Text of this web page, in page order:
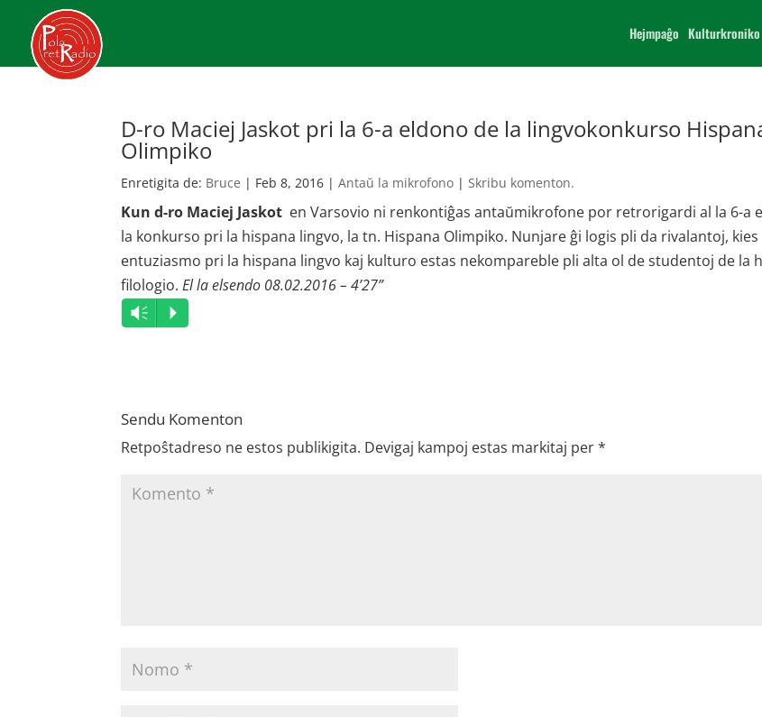
Hejmpaĝo Kulturkroniko
D-ro Maciej Jaskot pri la 6-a eldono de la lingvokonkurso
Olimpiko
Enretigita de: Bruce | Feb 8, 2016 |Antaŭ la mikrofono |Skribu komenton.
Kun d-ro Maciej Jaskot en Varsovio ni renkontiĝas antaŭmikrofone por retrorigardi al la 6-a
la konkurso pri la hispana lingvo, la tn. Hispana Olimpiko. Nunjare ĝi logis pli da rivalantoj, kies
entuziasmo pri la hispana lingvo kaj kulturo estas nekompareble pli alta ol de studentoj de la
filologio.El la elsendo 08.02.2016 – 4’27”
Audio
Player
Vm P
Sendu Komenton
Retpoŝtadreso ne estos publikigita. Devigaj kampoj estas markitaj per*